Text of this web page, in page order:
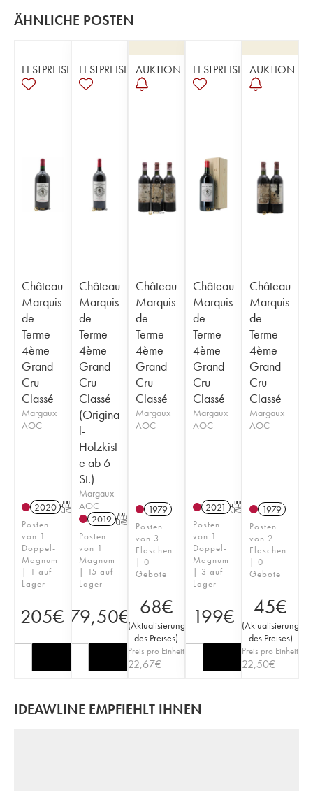
ÄHNLICHE POSTEN
FESTPREISE
Château
Marquis
de
Terme
4ème
Grand
Cru
Classé
Margaux
AOC
2020 T
Posten
von 1
Doppel-
Magnum
| 1 auf
Lager
205€
FESTPREISE
Château
Marquis
de
Terme
4ème
Grand
Cru
Classé
(Origina
l-
Holzkist
e ab 6
St.)
Margaux
AOC
2019 T
Posten
von 1
Magnum
| 15 auf
Lager
79,50€
AUKTION
Château
Marquis
de
Terme
4ème
Grand
Cru
Classé
Margaux
AOC
1979
Posten
von 3
Flaschen
| 0
Gebote
68€
(Aktualisierung
des Preises)
Preis pro Einheit
22,67€
FESTPREISE
Château
Marquis
de
Terme
4ème
Grand
Cru
Classé
Margaux
AOC
2021 T
Posten
von 1
Doppel-
Magnum
| 3 auf
Lager
199€
AUKTION
Château
Marquis
de
Terme
4ème
Grand
Cru
Classé
Margaux
AOC
1979
Posten
von 2
Flaschen
| 0
Gebote
45€
(Aktualisierung
des Preises)
Preis pro Einheit
22,50€
IDEAWLINE EMPFIEHLT IHNEN